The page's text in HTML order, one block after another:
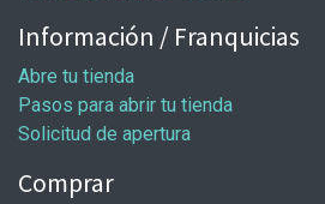
Información / Franquicias
Abre tu tienda
Pasos para abrir tu tienda
Solicitud de apertura
Comprar